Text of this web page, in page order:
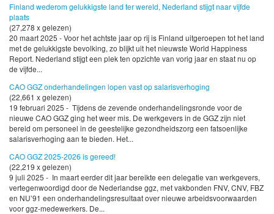
Finland wederom gelukkigste land ter wereld, Nederland stijgt naar vijfde
plaats
(27,278 x gelezen)
20 maart 2025 - Voor het achtste jaar op rij is Finland uitgeroepen tot het land
met de gelukkigste bevolking, zo blijkt uit het nieuwste World Happiness
Report. Nederland stijgt een plek ten opzichte van vorig jaar en staat nu op
de vijfde...
CAO GGZ onderhandelingen lopen vast op salarisverhoging
(22,661 x gelezen)
19 februari 2025 - Tijdens de zevende onderhandelingsronde voor de
nieuwe CAO GGZ ging het weer mis. De werkgevers in de GGZ zijn niet
bereid om personeel in de geestelijke gezondheidszorg een fatsoenlijke
salarisverhoging aan te bieden. Het...
CAO GGZ 2025-2026 is gereed!
(22,219 x gelezen)
9 juli 2025 - In maart eerder dit jaar bereikte een delegatie van werkgevers,
vertegenwoordigd door de Nederlandse ggz, met vakbonden FNV, CNV, FBZ
en NU’91 een onderhandelingsresultaat over nieuwe arbeidsvoorwaarden
voor ggz-medewerkers. De...